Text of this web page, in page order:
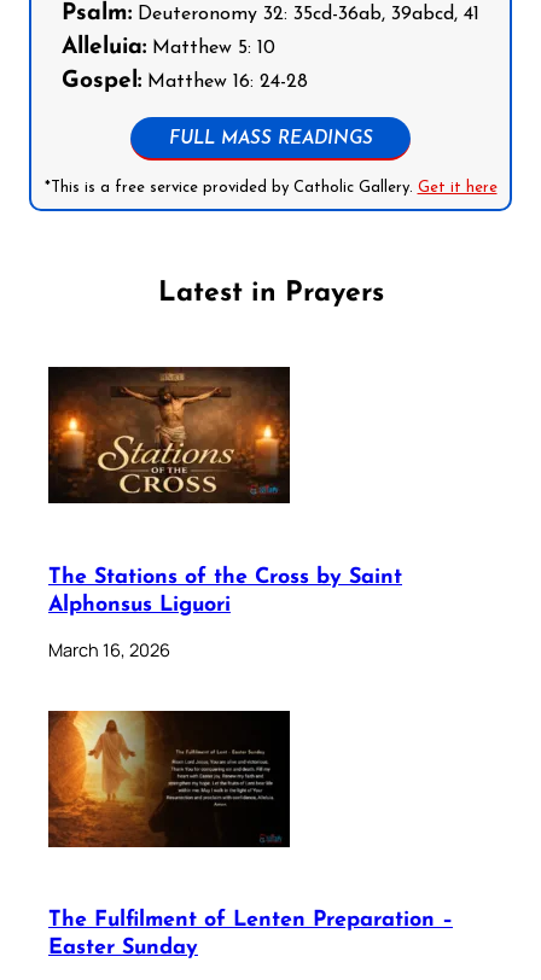
Psalm: Deuteronomy 32: 35cd-36ab, 39abcd, 41
Alleluia: Matthew 5: 10
Gospel: Matthew 16: 24-28
FULL MASS READINGS
*This is a free service provided by Catholic Gallery. Get it here
Latest in Prayers
The Stations of the Cross by Saint
Alphonsus Liguori
March 16, 2026
The Fulfilment of Lenten Preparation –
Easter Sunday